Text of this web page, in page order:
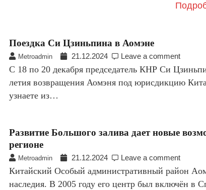
Поездка Си Цзиньпина в Аомэне
Metroadmin 21.12.2024 Leave a comment
C 18 по 20 декабря председатель КНР Си
летия возвращения Аомэня под юрисдикцию
узнаете из…
Развитие Большого залива дает новые
регионе
Metroadmin 21.12.2024 Leave a comment
Китайский Особый административный район
наследия. В 2005 году его центр был включён